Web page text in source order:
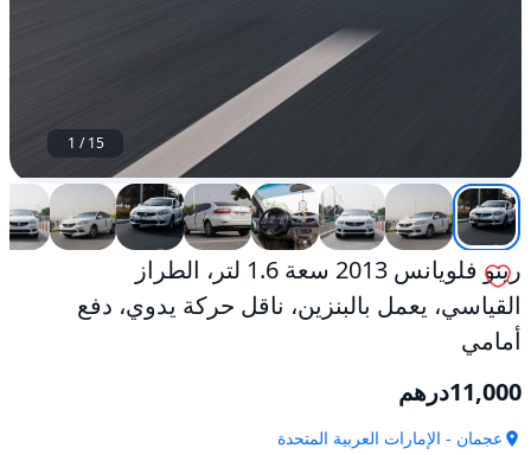
1 /15
رينو فلويانس 2013 سعة 1.6 لتر، الطراز
القياسي، يعمل بالبنزين، ناقل حركة يدوي، دفع
أمامي
11,000درهم
عجمان - الإمارات العربية المتحدة